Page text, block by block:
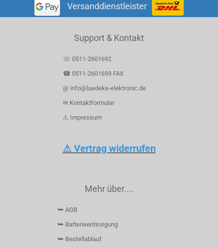
Versanddienstleister
Support & Kontakt
☏ 0511-2601692
☎ 0511-2601693 FAX
@ info@luedeke-elektronic.de
✉ Kontaktformular
⚠ Impressum
⚠ Vertrag widerrufen
Mehr über....
⮩ AGB
⮩ Batterieentsorgung
⮩ Bestellablauf